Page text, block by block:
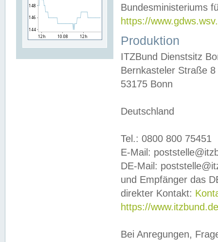
Bundesministeriums
https://
Produktion
ITZBund Dienstsitz
Bernkasteler Straße 8
53175 Bonn
Deutschland
Tel.: 0800 800 75451
E-Mail:
DE-Mail:
und Empfänger das
direkter Kontakt:
https://
Bei Anregungen,